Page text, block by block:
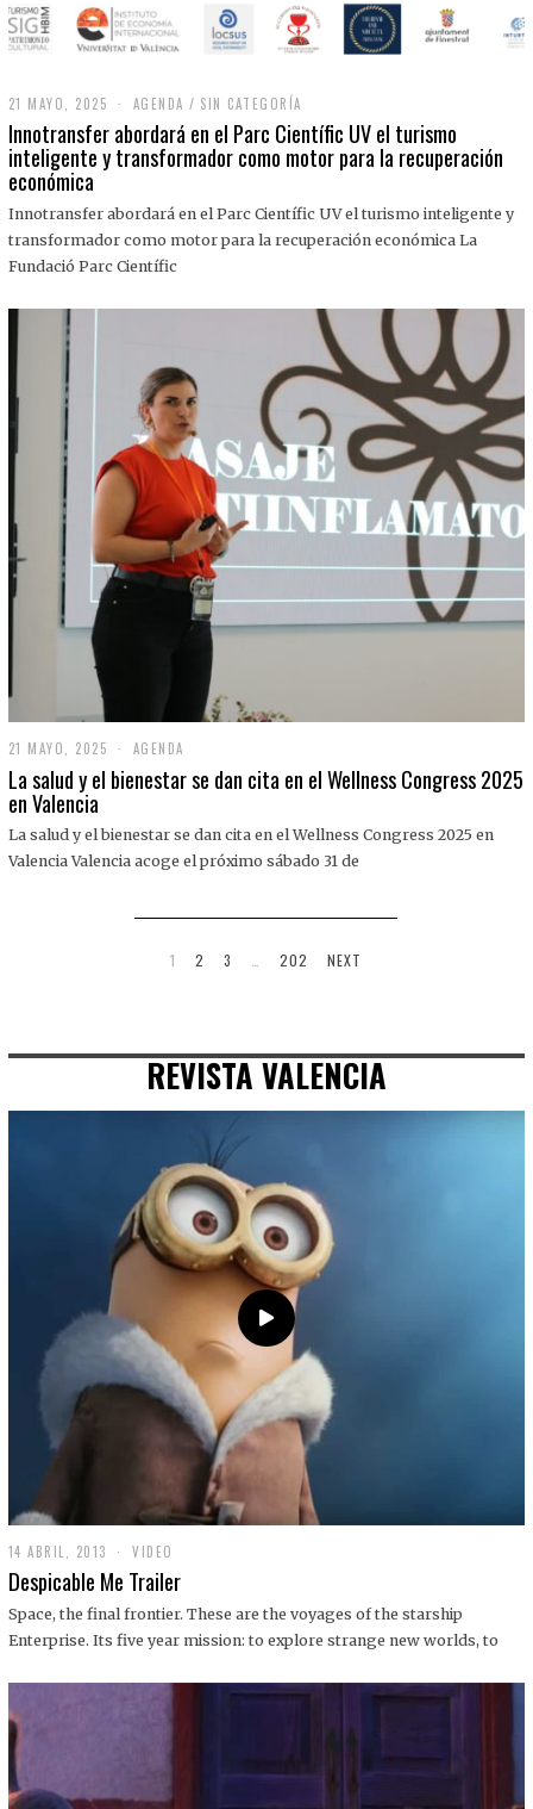
21 MAYO, 2025
M
A
Y
,
0
2
AGENDA / SIN CATEGORÍA
Innotransfer abordará en el Parc Científic UV el turismo
inteligente y transformador como motor para la recuperación
económica
Innotransfer abordará en el Parc Científic UV el turismo inteligente y
transformador como motor para la recuperación económica La
Fundació Parc Científic
21 MAYO, 2025
1
M
O
,
AGENDA
La salud y el bienestar se dan cita en el Wellness Congress 2025
en Valencia
La salud y el bienestar se dan cita en el Wellness Congress 2025 en
Valencia Valencia acoge el próximo sábado 31 de
1 2 3 202 NEXT
REVISTA VALENCIA
14 ABRIL, 2013
9
D
C
I
1
VIDEO
Despicable Me Trailer
Space, the final frontier. These are the voyages of the starship
Enterprise. Its five year mission: to explore strange new worlds, to